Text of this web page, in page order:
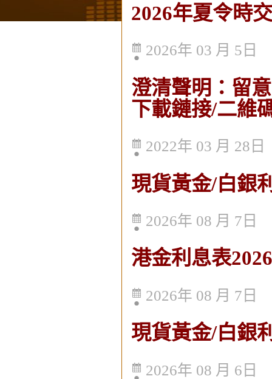
2026年夏令時
2026年 03 月 5日
澄清聲明：留
下載鏈接/二維
2022年 03 月 28日
現貨黃金/白銀
2026年 08 月 7日
港金利息表
2026年 08 月 7日
現貨黃金/白銀
2026年 08 月 6日